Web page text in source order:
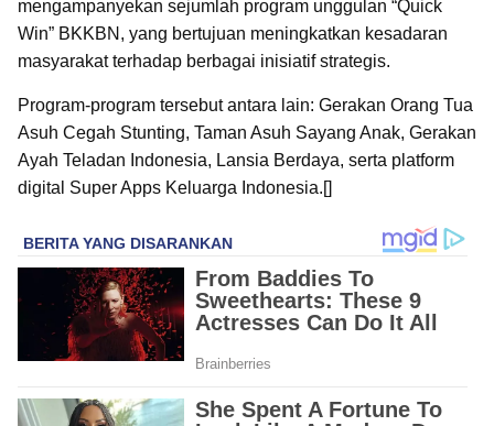
mengampanyekan sejumlah program unggulan “Quick
Win” BKKBN, yang bertujuan meningkatkan kesadaran
masyarakat terhadap berbagai inisiatif strategis.
Program-program tersebut antara lain: Gerakan Orang Tua
Asuh Cegah Stunting, Taman Asuh Sayang Anak, Gerakan
Ayah Teladan Indonesia, Lansia Berdaya, serta platform
digital Super Apps Keluarga Indonesia.[]